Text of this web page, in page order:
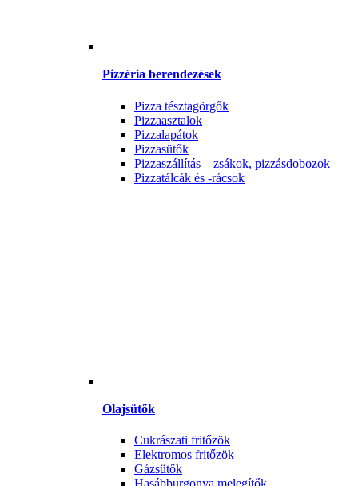
Pizzéria berendezések
Pizza tésztagörgők
Pizzaasztalok
Pizzalapátok
Pizzasütők
Pizzaszállítás – zsákok, pizzásdobozok
Pizzatálcák és -rácsok
Olajsütők
Cukrászati fritőzök
Elektromos fritőzök
Gázsütők